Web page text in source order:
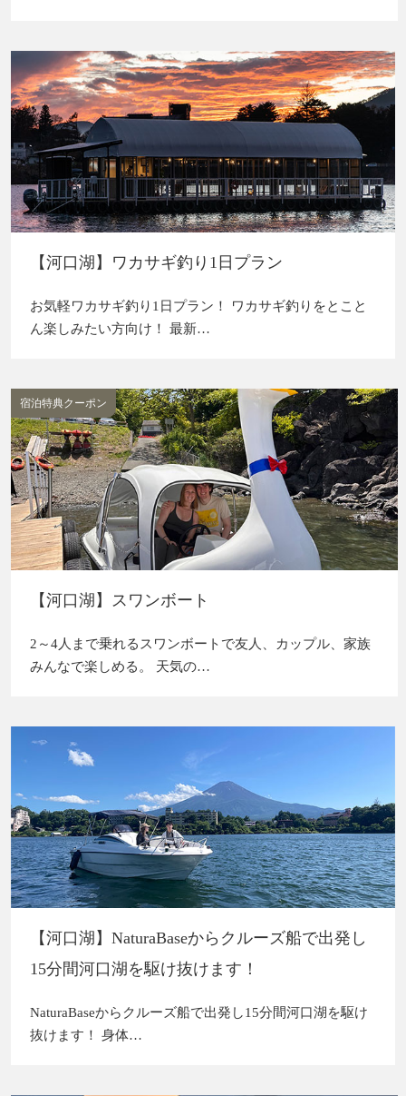
【河口湖】ワカサギ釣り1日プラン
お気軽ワカサギ釣り1日プラン！ ワカサギ釣りをとこと
ん楽しみたい方向け！ 最新…
宿泊特典クーポン
【河口湖】スワンボート
2～4人まで乗れるスワンボートで友人、カップル、家族
みんなで楽しめる。 天気の…
【河口湖】NaturaBaseからクルーズ船で出発し
15分間河口湖を駆け抜けます！
NaturaBaseからクルーズ船で出発し15分間河口湖を駆け
抜けます！ 身体…